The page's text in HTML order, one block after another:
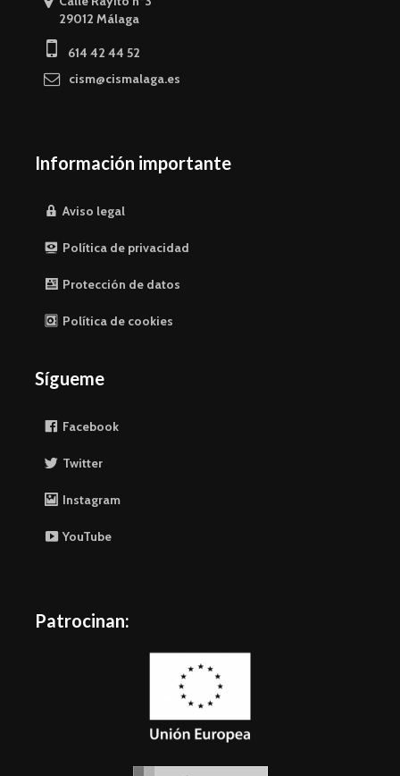
29012 Málaga
614 42 44 52
cism@cismalaga.es
Información importante
Aviso legal
Política de privacidad
Protección de datos
Política de cookies
Sígueme
Facebook
Twitter
Instagram
YouTube
Patrocinan: